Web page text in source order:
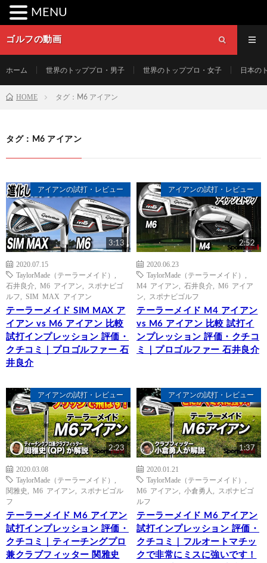
ゴルフの動画
ホーム 世界のトッププロ・男子 世界のトッププロ・女子 日本の
HOME タグ：M6 アイアン
タグ：M6 アイアン
アイアンの試打・レビュー
3:13
2020.07.15
TaylorMade（テーラーメイド）
石井良介
M6 アイアン
スポナビゴ
ルフ
SIM MAX アイアン
テーラーメイド SIM MAX ア
イアン vs M6 アイアン 比較
試打インプレッション 評価・
クチコミ｜プロゴルファー 石
井良介
アイアンの試打・レビュー
2:52
2020.06.23
TaylorMade（テーラーメイド）
M4 アイアン
石井良介
M6 アイア
ン
スポナビゴルフ
テーラーメイド M4 アイアン
vs M6 アイアン 比較 試打イ
ンプレッション 評価・クチコ
ミ｜プロゴルファー 石井良介
アイアンの試打・レビュー
2:23
2020.03.08
TaylorMade（テーラーメイド）
関雅史
M6 アイアン
スポナビゴル
フ
テーラーメイド M6 アイアン
試打インプレッション 評価・
クチコミ｜ティーチングプロ
兼クラブフィッター 関雅史
アイアンの試打・レビュー
1:37
2020.01.21
TaylorMade（テーラーメイド）
M6 アイアン
小倉勇人
スポナビゴ
ルフ
テーラーメイド M6 アイアン
試打インプレッション 評価・
クチコミ｜フルオートマチッ
クで非常にミスに強いです！
MENU